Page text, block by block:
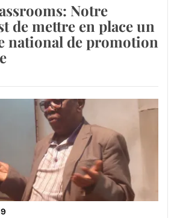
Notre
de mettre en place un
national de promotion